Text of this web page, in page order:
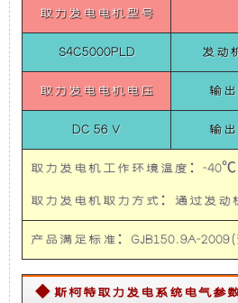
而
言，
在
基
上
取
力
发
电
机
供
电
系
统
依
维
柯
欧
胜
采
访
车-5KW
取力发电电机型号
S4C5000PLD 发动
取力发电电机电压 输
DC 56 V 输
取力发电机工作环境温度：-
取力发电机取力方式：通过
产品满足标准：GJB150.9A-
◆ 斯柯特取力发电系统电气参